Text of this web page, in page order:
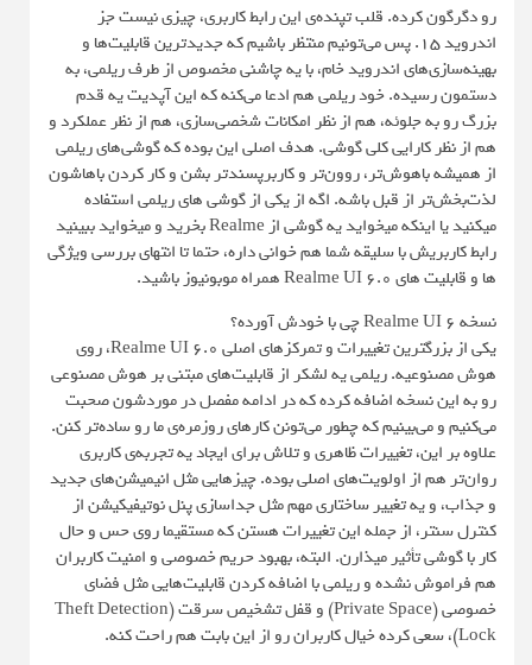
رو دگرگون کرده. قلب تپنده‌ی این رابط کاربری، چیزی نیست جز
اندروید ۱۵. پس می‌تونیم منتظر باشیم که جدیدترین قابلیت‌ها و
بهینه‌سازی‌های اندروید خام، با یه چاشنی مخصوص از طرف ریلمی، به
دستمون رسیده. خود ریلمی هم ادعا می‌کنه که این آپدیت یه قدم
بزرگ رو به جلوئه، هم از نظر امکانات شخصی‌سازی، هم از نظر عملکرد و
هم از نظر کارایی کلی گوشی. هدف اصلی این بوده که گوشی‌های ریلمی
از همیشه باهوش‌تر، روون‌تر و کاربرپسندتر بشن و کار کردن باهاشون
لذت‌بخش‌تر از قبل باشه. اگه از یکی از گوشی های ریلمی استفاده
میکنید یا اینکه میخواید یه گوشی از Realme بخرید و میخواید ببینید
رابط کاربریش با سلیقه شما هم خوانی داره، حتما تا انتهای بررسی ویژگی
ها و قابلیت های Realme UI 6.0 همراه موبونیوز باشید.
نسخه Realme UI 6 چی با خودش آورده؟
یکی از بزرگترین تغییرات و تمرکزهای اصلی Realme UI 6.0، روی
هوش مصنوعیه. ریلمی یه لشکر از قابلیت‌های مبتنی بر هوش مصنوعی
رو به این نسخه اضافه کرده که در ادامه مفصل در موردشون صحبت
می‌کنیم و می‌بینیم که چطور می‌تونن کارهای روزمره‌ی ما رو ساده‌تر کنن.
علاوه بر این، تغییرات ظاهری و تلاش برای ایجاد یه تجربه‌ی کاربری
روان‌تر هم از اولویت‌های اصلی بوده. چیزهایی مثل انیمیشن‌های جدید
و جذاب، و یه تغییر ساختاری مهم مثل جداسازی پنل نوتیفیکیشن از
کنترل سنتر، از جمله این تغییرات هستن که مستقیما روی حس و حال
کار با گوشی تأثیر میذارن. البته، بهبود حریم خصوصی و امنیت کاربران
هم فراموش نشده و ریلمی با اضافه کردن قابلیت‌هایی مثل فضای
خصوصی (Private Space) و قفل تشخیص سرقت (Theft Detection
Lock)، سعی کرده خیال کاربران رو از این بابت هم راحت کنه.